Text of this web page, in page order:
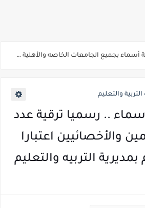
الجامعات الخاصه والأهلية والحكومية والاجنبية المعتمدة من وزارة التعليم العالي للعام الجامعي 2026/ 2027
التربية والتعليم
.. رسميا ترقية عدد
والأخصائيين اعتبارا